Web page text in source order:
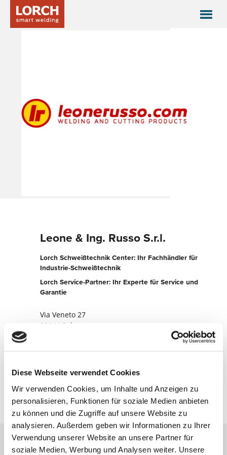
Diese Webseite verwendet Cookies
Wir verwenden Cookies, um Inhalte und Anzeigen zu
personalisieren, Funktionen für soziale Medien anbieten
zu können und die Zugriffe auf unsere Website zu
analysieren. Außerdem geben wir Informationen zu Ihrer
Verwendung unserer Website an unsere Partner für
soziale Medien, Werbung und Analysen weiter. Unsere
Leone & Ing. Russo S.r.l.
Lorch Schweißtechnik Center: Ihr Fachhändler für
Industrie-Schweißtechnik
Lorch Service-Partner: Ihr Experte für Service und
Garantie
Via Veneto 27
90144 Palermo
+39091342281